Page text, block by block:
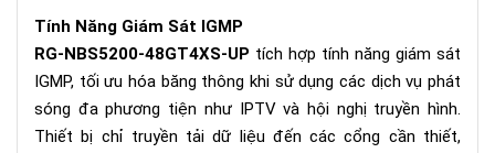
Tính Năng Giám Sát IGMP
RG-NBS5200-48GT4XS-UP tích hợp tính năng giám sát
IGMP, tối ưu hóa băng thông khi sử dụng các dịch vụ phát
sóng đa phương tiện như IPTV và hội nghị truyền hình.
Thiết bị chỉ truyền tải dữ liệu đến các cổng cần thiết,